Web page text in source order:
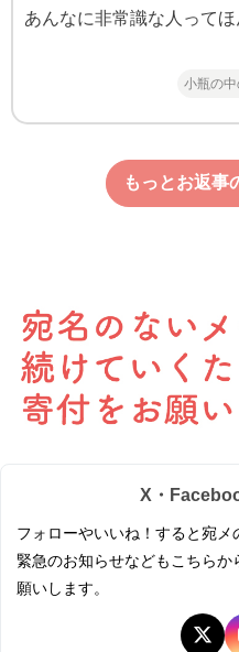
あんなに非常識な人って
小瓶の
もっとお返事
X・
フォローやいいね！すると宛メ
緊急のお知らせなどもこちら
願いします。